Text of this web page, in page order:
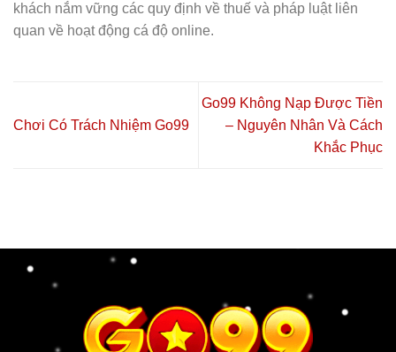
khách nắm vững các quy định về thuế và pháp luật liên
quan về hoạt động cá độ online.
Chơi Có Trách Nhiệm Go99
Go99 Không Nạp Được Tiền
– Nguyên Nhân Và Cách
Khắc Phục